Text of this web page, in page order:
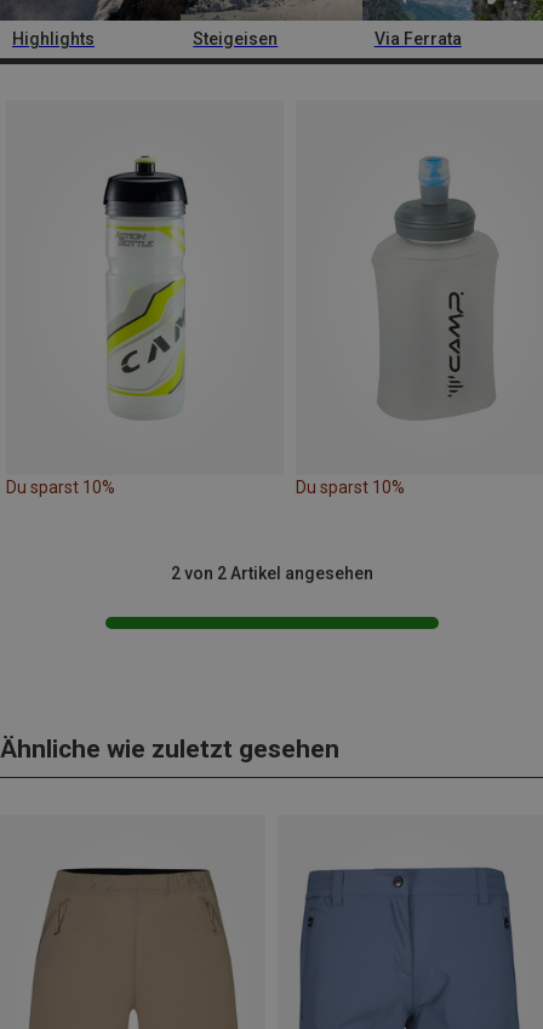
Highlights Steigeisen Via Ferrata
Du sparst 10% Du sparst 10%
2 von 2 Artikel angesehen
Ähnliche wie zuletzt gesehen